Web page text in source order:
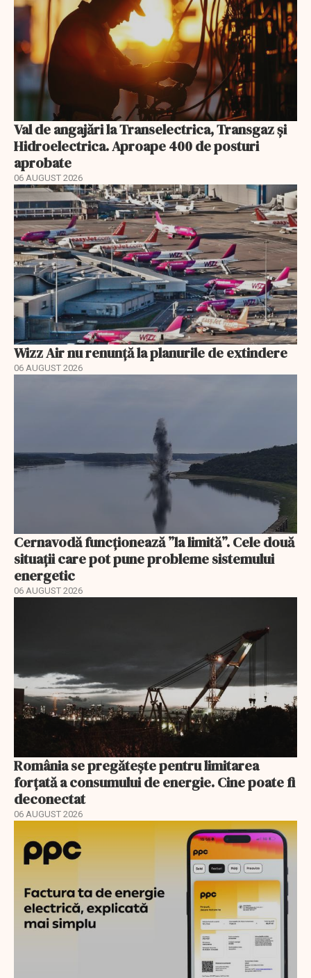
Val de angajări la Transelectrica, Transgaz și
Hidroelectrica. Aproape 400 de posturi
aprobate
06 AUGUST 2026
Wizz Air nu renunță la planurile de extindere
06 AUGUST 2026
Cernavodă funcționează ”la limită”. Cele două
situații care pot pune probleme sistemului
energetic
06 AUGUST 2026
România se pregătește pentru limitarea
forțată a consumului de energie. Cine poate fi
deconectat
06 AUGUST 2026